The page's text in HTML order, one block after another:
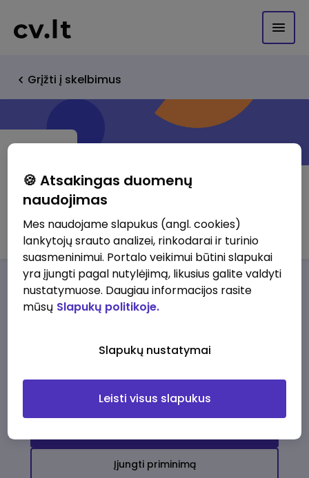
Grįžti į skelbimus
Asanta Group, UAB
Darbo pasiūlymaiApie musPrivalumai
darbo pasiūlymų
Įjungti priminimą
🍪 Atsakingas duomenų
naudojimas
Mes naudojame slapukus (angl. cookies)
lankytojų srauto analizei, rinkodarai ir turinio
suasmeninimui. Portalo veikimui būtini slapukai
yra įjungti pagal nutylėjimą, likusius galite valdyti
nustatymuose. Daugiau informacijos rasite
mūsų Slapukų politikoje.
Slapukų nustatymai
Leisti visus slapukus